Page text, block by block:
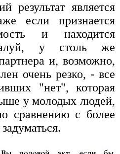
результат является
если признается
и находится
у столь же
и, возможно,
очень резко, - все
"нет", которая
у молодых людей,
сравнению с более